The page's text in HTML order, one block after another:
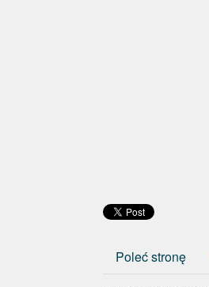
Poleć stronę